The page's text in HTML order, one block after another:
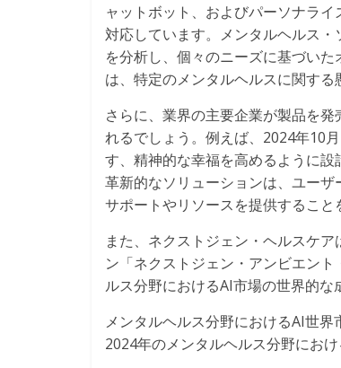
ャットボット、およびパーソナラ
対応しています。メンタルヘルス
を分析し、個々のニーズに基づい
は、特定のメンタルヘルスに関する
さらに、業界の主要企業が製品を
れるでしょう。例えば、2024年10
す、精神的な幸福を高めるように
革新的なソリューションは、ユー
サポートやリソースを提供すること
また、ネクストジェン・ヘルスケ
ン「ネクストジェン・アンビエン
ルス分野におけるAI市場の世界的な
メンタルヘルス分野におけるAI世界
2024年のメンタルヘルス分野にお